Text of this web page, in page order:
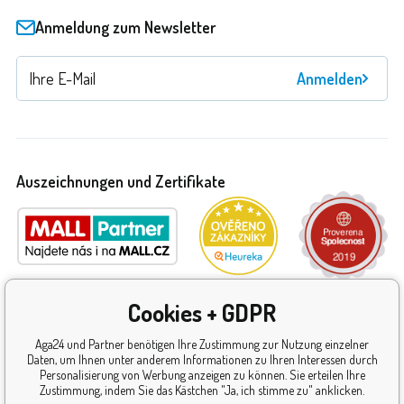
Anmeldung zum Newsletter
Anmelden
Auszeichnungen und Zertifikate
Cookies + GDPR
Aga24 und Partner benötigen Ihre Zustimmung zur Nutzung einzelner
Daten, um Ihnen unter anderem Informationen zu Ihren Interessen durch
Personalisierung von Werbung anzeigen zu können. Sie erteilen Ihre
Zustimmung, indem Sie das Kästchen "Ja, ich stimme zu" anklicken.